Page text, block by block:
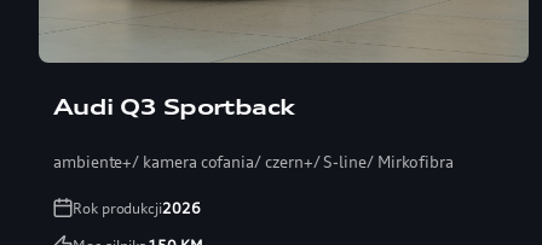
Audi Q3 Sportback
ambiente+/ kamera cofania/ czern+/ S-line/ Mirkofibra
Rok produkcji2026